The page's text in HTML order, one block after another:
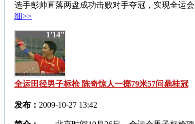
选手彭帅直落两盘成功击败对手夺冠，实现全运
细>>
1'14"
全运田径男子标枪 陈奇惊人一掷79米57问鼎桂冠
发布： 2009-10-27 13:42